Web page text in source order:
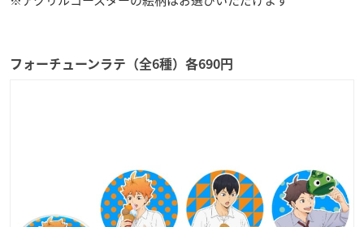
フォーチューンラテ（全6種）各690円